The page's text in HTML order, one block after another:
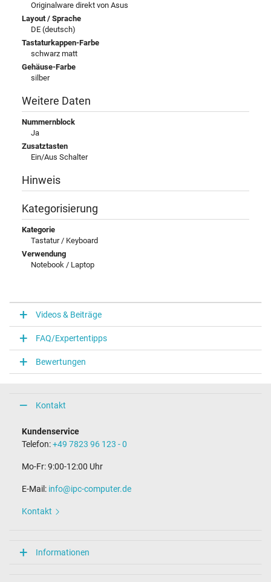
Originalware direkt von Asus
Layout / Sprache
DE (deutsch)
Tastaturkappen-Farbe
schwarz matt
Gehäuse-Farbe
silber
Weitere Daten
Nummernblock
Ja
Zusatztasten
Ein/Aus Schalter
Hinweis
Kategorisierung
Kategorie
Tastatur / Keyboard
Verwendung
Notebook / Laptop
Videos & Beiträge
FAQ/Expertentipps
Bewertungen
Kontakt
Kundenservice
Telefon:+49 7823 96 123 - 0
Mo-Fr: 9:00-12:00 Uhr
E-Mail: info@ipc-computer.de
Kontakt
Informationen